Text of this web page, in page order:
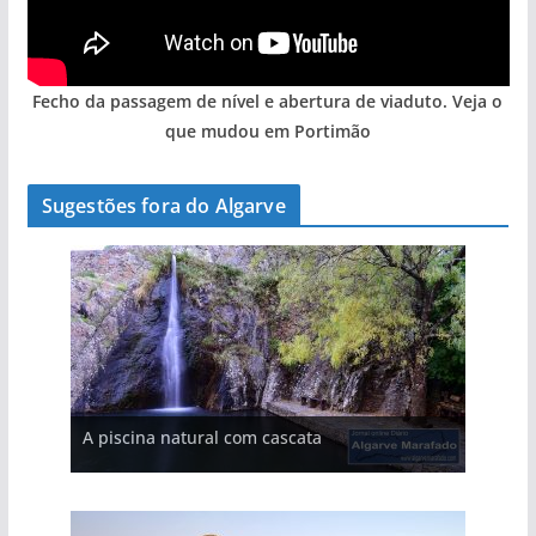
Fecho da passagem de nível e abertura de viaduto. Veja o
que mudou em Portimão
Sugestões fora do Algarve
A piscina natural com cascata
As portas do rio Tejo (com vídeo)
A aldeia mais portuguesa de Portugal (com
vídeo)